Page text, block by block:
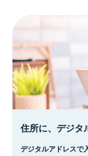
住所に、デジタ
デジタルアドレスで